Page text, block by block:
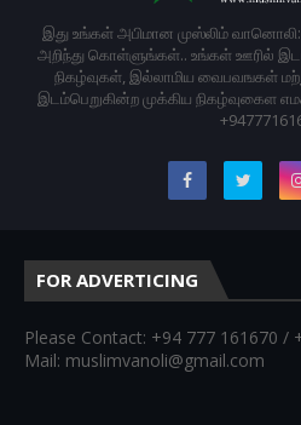
இது உங்கள் அபிமான முஸ்லிம்
அறிந்து கொள்ளுங்கள்.. உங்கள் ஊரில்
நிகழ்வுகள், இல்லாமிய வைபவஙகள்
இடம்பெறுகின்ற முக்கிய நிகழ்வுகைள
FOR ADVERTICING
Please Contact: +94 777 161670 /
Mail: muslimvanoli@gmail.com